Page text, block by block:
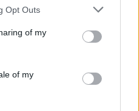
Opt Outs
of my
of my
na vďačnosť a oddanosť.